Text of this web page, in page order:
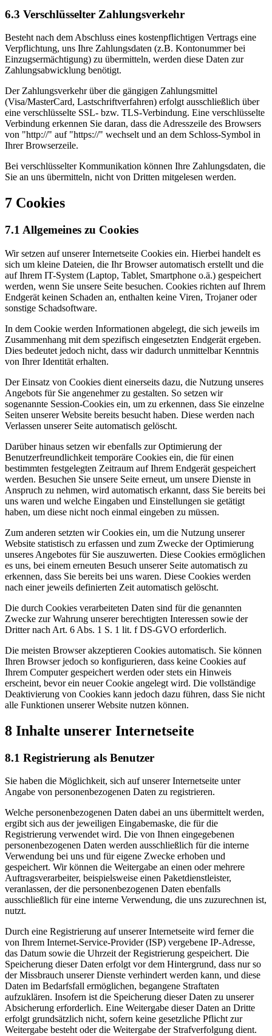
6.3 Verschlüsselter Zahlungsverkehr
Besteht nach dem Abschluss eines kostenpflichtigen Vertrags eine
Verpflichtung, uns Ihre Zahlungsdaten (z.B. Kontonummer bei
Einzugsermächtigung) zu übermitteln, werden diese Daten zur
Zahlungsabwicklung benötigt.
Der Zahlungsverkehr über die gängigen Zahlungsmittel
(Visa/MasterCard, Lastschriftverfahren) erfolgt ausschließlich über
eine verschlüsselte SSL- bzw. TLS-Verbindung. Eine verschlüsselte
Verbindung erkennen Sie daran, dass die Adresszeile des Browsers
von "http://" auf "https://" wechselt und an dem Schloss-Symbol in
Ihrer Browserzeile.
Bei verschlüsselter Kommunikation können Ihre Zahlungsdaten, die
Sie an uns übermitteln, nicht von Dritten mitgelesen werden.
7 Cookies
7.1 Allgemeines zu Cookies
Wir setzen auf unserer Internetseite Cookies ein. Hierbei handelt es
sich um kleine Dateien, die Ihr Browser automatisch erstellt und die
auf Ihrem IT-System (Laptop, Tablet, Smartphone o.ä.) gespeichert
werden, wenn Sie unsere Seite besuchen. Cookies richten auf Ihrem
Endgerät keinen Schaden an, enthalten keine Viren, Trojaner oder
sonstige Schadsoftware.
In dem Cookie werden Informationen abgelegt, die sich jeweils im
Zusammenhang mit dem spezifisch eingesetzten Endgerät ergeben.
Dies bedeutet jedoch nicht, dass wir dadurch unmittelbar Kenntnis
von Ihrer Identität erhalten.
Der Einsatz von Cookies dient einerseits dazu, die Nutzung unseres
Angebots für Sie angenehmer zu gestalten. So setzen wir
sogenannte Session-Cookies ein, um zu erkennen, dass Sie einzelne
Seiten unserer Website bereits besucht haben. Diese werden nach
Verlassen unserer Seite automatisch gelöscht.
Darüber hinaus setzen wir ebenfalls zur Optimierung der
Benutzerfreundlichkeit temporäre Cookies ein, die für einen
bestimmten festgelegten Zeitraum auf Ihrem Endgerät gespeichert
werden. Besuchen Sie unsere Seite erneut, um unsere Dienste in
Anspruch zu nehmen, wird automatisch erkannt, dass Sie bereits bei
uns waren und welche Eingaben und Einstellungen sie getätigt
haben, um diese nicht noch einmal eingeben zu müssen.
Zum anderen setzten wir Cookies ein, um die Nutzung unserer
Website statistisch zu erfassen und zum Zwecke der Optimierung
unseres Angebotes für Sie auszuwerten. Diese Cookies ermöglichen
es uns, bei einem erneuten Besuch unserer Seite automatisch zu
erkennen, dass Sie bereits bei uns waren. Diese Cookies werden
nach einer jeweils definierten Zeit automatisch gelöscht.
Die durch Cookies verarbeiteten Daten sind für die genannten
Zwecke zur Wahrung unserer berechtigten Interessen sowie der
Dritter nach Art. 6 Abs. 1 S. 1 lit. f DS-GVO erforderlich.
Die meisten Browser akzeptieren Cookies automatisch. Sie können
Ihren Browser jedoch so konfigurieren, dass keine Cookies auf
Ihrem Computer gespeichert werden oder stets ein Hinweis
erscheint, bevor ein neuer Cookie angelegt wird. Die vollständige
Deaktivierung von Cookies kann jedoch dazu führen, dass Sie nicht
alle Funktionen unserer Website nutzen können.
8 Inhalte unserer Internetseite
8.1 Registrierung als Benutzer
Sie haben die Möglichkeit, sich auf unserer Internetseite unter
Angabe von personenbezogenen Daten zu registrieren.
Welche personenbezogenen Daten dabei an uns übermittelt werden,
ergibt sich aus der jeweiligen Eingabemaske, die für die
Registrierung verwendet wird. Die von Ihnen eingegebenen
personenbezogenen Daten werden ausschließlich für die interne
Verwendung bei uns und für eigene Zwecke erhoben und
gespeichert. Wir können die Weitergabe an einen oder mehrere
Auftragsverarbeiter, beispielsweise einen Paketdienstleister,
veranlassen, der die personenbezogenen Daten ebenfalls
ausschließlich für eine interne Verwendung, die uns zuzurechnen ist,
nutzt.
Durch eine Registrierung auf unserer Internetseite wird ferner die
von Ihrem Internet-Service-Provider (ISP) vergebene IP-Adresse,
das Datum sowie die Uhrzeit der Registrierung gespeichert. Die
Speicherung dieser Daten erfolgt vor dem Hintergrund, dass nur so
der Missbrauch unserer Dienste verhindert werden kann, und diese
Daten im Bedarfsfall ermöglichen, begangene Straftaten
aufzuklären. Insofern ist die Speicherung dieser Daten zu unserer
Absicherung erforderlich. Eine Weitergabe dieser Daten an Dritte
erfolgt grundsätzlich nicht, sofern keine gesetzliche Pflicht zur
Weitergabe besteht oder die Weitergabe der Strafverfolgung dient.